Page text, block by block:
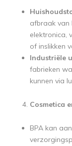
afbraak van
elektronica,
of inslikken
Industriële
fabrieken
kunnen via
Cosmetica
BPA kan